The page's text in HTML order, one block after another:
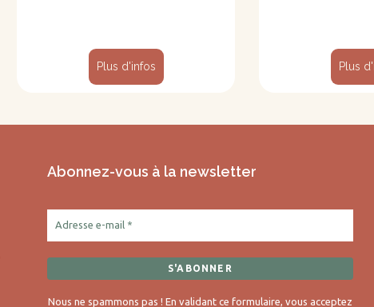
Plus d'infos Plus
Abonnez-vous à la newsletter
Nous ne spammons pas ! En validant ce formulaire, vous acceptez